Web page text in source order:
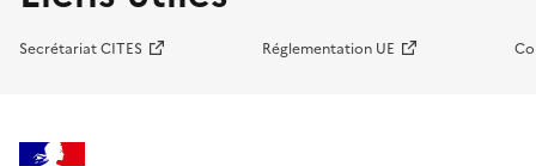
Secrétariat CITES Réglementation UE